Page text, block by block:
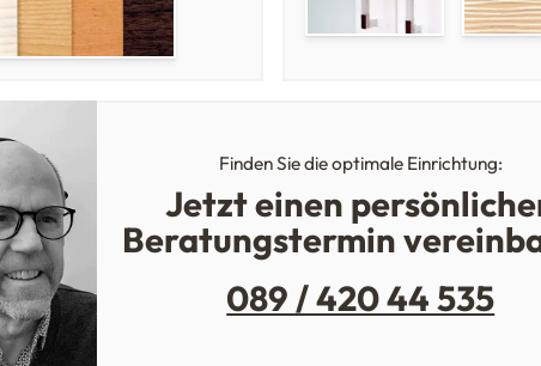
Finden Sie die optimale Einrichtung:
Jetzt einen
Beratungstermin
089 / 420 44 535